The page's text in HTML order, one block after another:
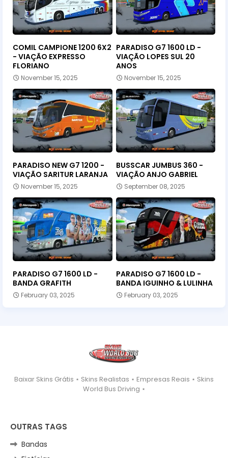
COMIL CAMPIONE 1200 6X2
- VIAÇÃO EXPRESSO
FLORIANO
November 15, 2025
PARADISO G7 1600 LD -
VIAÇÃO LOPES SUL 20
ANOS
November 15, 2025
PARADISO NEW G7 1200 -
VIAÇÃO SARITUR LARANJA
November 15, 2025
BUSSCAR JUMBUS 360 -
VIAÇÃO ANJO GABRIEL
September 08, 2025
PARADISO G7 1600 LD -
BANDA GRAFITH
February 03, 2025
PARADISO G7 1600 LD -
BANDA IGUINHO & LULINHA
February 03, 2025
Baixar Skins Grátis ⋆ Skins Realistas ⋆ Empresas Reais ⋆ Skins
World Bus Driving ⋆
OUTRAS TAGS
Bandas